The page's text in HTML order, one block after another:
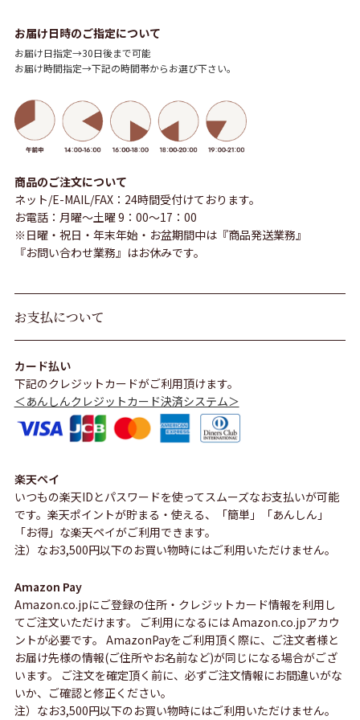
お届け日時のご指定について
お届け日指定→30日後まで可能
お届け時間指定→下記の時間帯からお選び下さい。
商品のご注文について
ネット/E-MAIL/FAX：24時間受付けております。
お電話：月曜～土曜 9：00～17：00
※日曜・祝日・年末年始・お盆期間中は『商品発送業務』
『お問い合わせ業務』はお休みです。
お支払について
カード払い
下記のクレジットカードがご利用頂けます。
＜あんしんクレジットカード決済システム＞
楽天ペイ
いつもの楽天IDとパスワードを使ってスムーズなお支払いが可能
です。楽天ポイントが貯まる・使える、「簡単」「あんしん」
「お得」な楽天ペイがご利用できます。
注）なお3,500円以下のお買い物時にはご利用いただけません。
Amazon Pay
Amazon.co.jpにご登録の住所・クレジットカード情報を利用し
てご注文いただけます。 ご利用になるには Amazon.co.jpアカウ
ントが必要です。 AmazonPayをご利用頂く際に、ご注文者様と
お届け先様の情報(ご住所やお名前など)が同じになる場合がござ
います。 ご注文を確定頂く前に、必ずご注文情報にお間違いがな
いか、ご確認と修正ください。
注）なお3,500円以下のお買い物時にはご利用いただけません。